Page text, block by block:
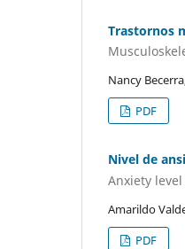
Trastornos
Nancy
PDF
Nivel de
Anxiety
Amarildo
PDF